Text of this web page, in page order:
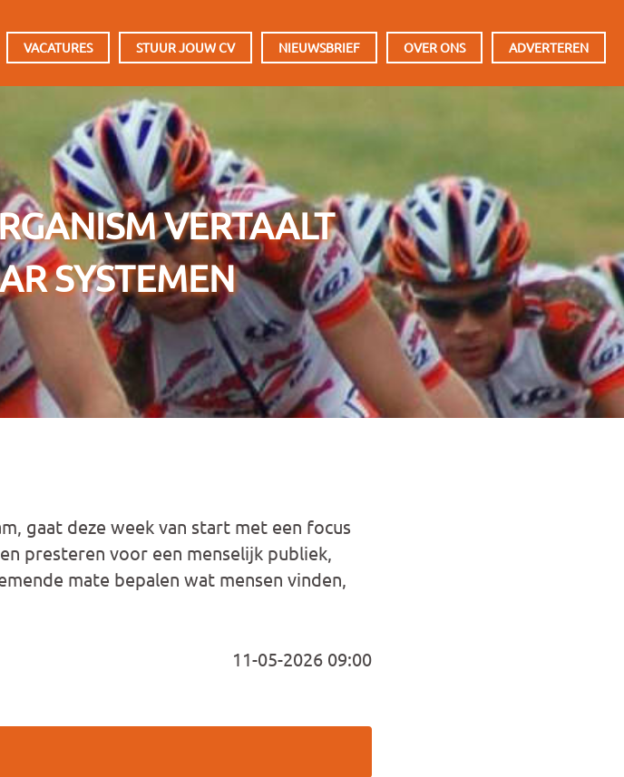
VACATURES STUUR JOUW CV NIEUWSBRIEF OVER ONS ADVERTEREN
VERTAALT
SYSTEMEN
gaat deze week van start met een focus
presteren voor een menselijk publiek,
mate bepalen wat mensen vinden,
11-05-2026 09:00